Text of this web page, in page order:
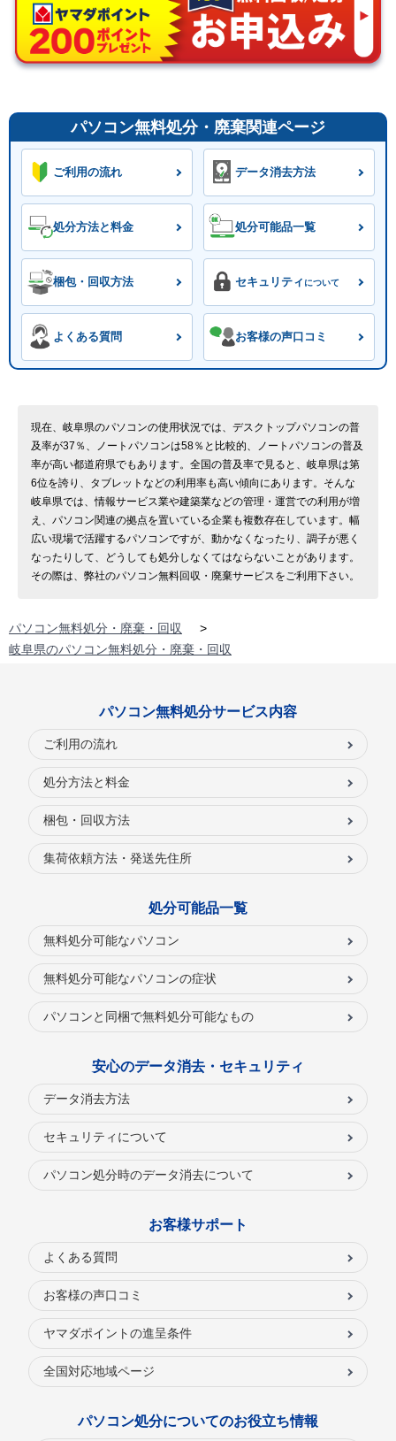
パソコン無料処分・廃棄関連ページ
ご利用の流れ データ消去方法
処分方法と料金 処分可能品一覧
梱包・回収方法 セキュリティ について
よくある質問 お客様の声口コミ
現在、岐阜県のパソコンの使用状況では、デスクトップパソコンの普
及率が37％、ノートパソコンは58％と比較的、ノートパソコンの普及
率が高い都道府県でもあります。全国の普及率で見ると、岐阜県は第
6位を誇り、タブレットなどの利用率も高い傾向にあります。そんな
岐阜県では、情報サービス業や建築業などの管理・運営での利用が増
え、パソコン関連の拠点を置いている企業も複数存在しています。幅
広い現場で活躍するパソコンですが、動かなくなったり、調子が悪く
なったりして、どうしても処分しなくてはならないことがあります。
その際は、弊社のパソコン無料回収・廃棄サービスをご利用下さい。
パソコン無料処分・廃棄・回収
>
岐阜県のパソコン無料処分・廃棄・回収
パソコン無料処分サービス内容
ご利用の流れ
処分方法と料金
梱包・回収方法
集荷依頼方法・発送先住所
処分可能品一覧
無料処分可能なパソコン
無料処分可能なパソコンの症状
パソコンと同梱で無料処分可能なもの
安心のデータ消去・セキュリティ
データ消去方法
セキュリティについて
パソコン処分時のデータ消去について
お客様サポート
よくある質問
お客様の声口コミ
ヤマダポイントの進呈条件
全国対応地域ページ
パソコン処分についてのお役立ち情報